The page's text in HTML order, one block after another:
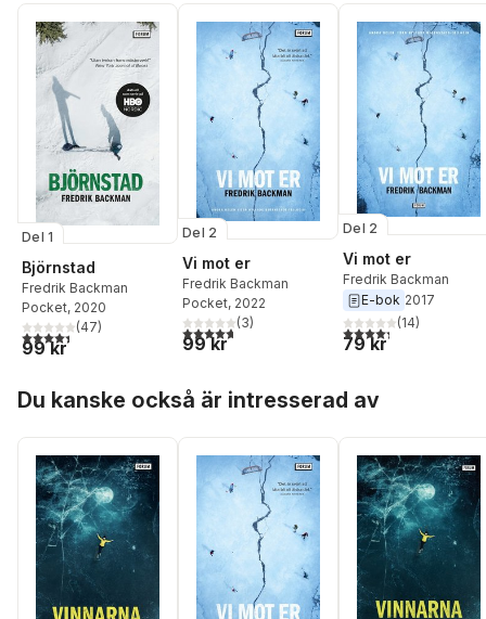
Del 1
Björnstad
Fredrik Backman
Pocket, 2020
4,4utav 5 stjärnor. Totalt antal röster:
(47)
99 kr
Del 2
Vi mot er
Fredrik Backman
Pocket, 2022
4,7utav 5 stjärnor. Totalt antal röster:
(3)
99 kr
Del 2
Vi mot er
Fredrik Backman
E-bok 2017
4,3utav 5 stjärnor.
(14)
79 kr
Du kanske också är intresserad av